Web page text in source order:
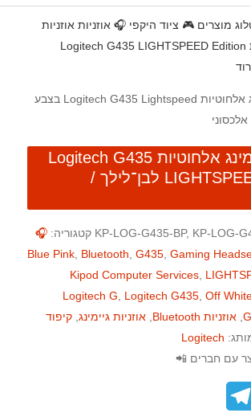
מוצרים 🎮 ציוד היקפי 🎧 אוזניות אוזניות
גיימינג אלחוטיות Logitech G435 LIGHTSPEED Edition
אוזניות גיימינג אלחוטיות Logitech G435
LIGHTSPEED Edition לבן־לילך /
KP-LOG-G435-BP, KP-LOG- קטגוריה: 🎧
Blue Pink Bluetooth G435 Gaming
Kipod Computer Services
Logitech G
Logitech G435 Off
אוזניות Bluetooth אוזניות גיימינג קיפוד
Logitech
עם חברים 📲